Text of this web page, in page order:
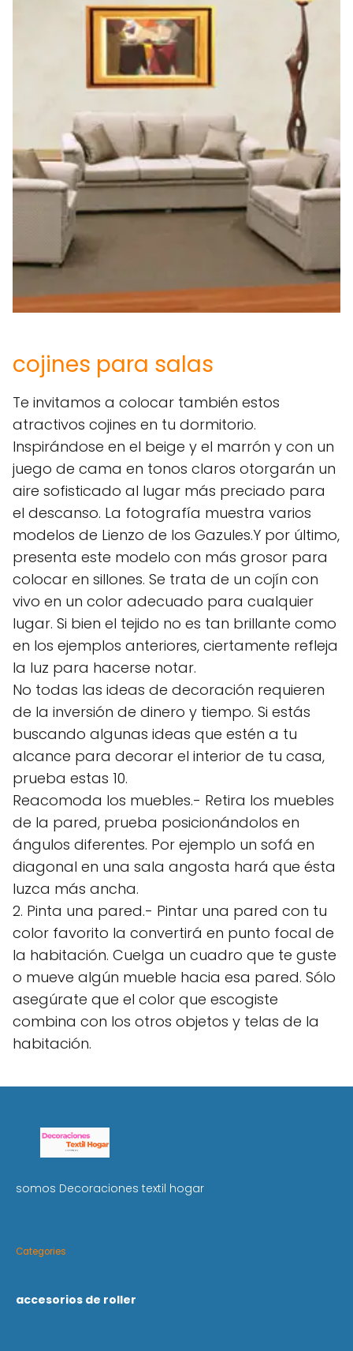
cojines para salas
Te invitamos a colocar también estos
atractivos cojines en tu dormitorio.
Inspirándose en el beige y el marrón y con un
juego de cama en tonos claros otorgarán un
aire sofisticado al lugar más preciado para
el descanso. La fotografía muestra varios
modelos de Lienzo de los Gazules.Y por último,
presenta este modelo con más grosor para
colocar en sillones. Se trata de un cojín con
vivo en un color adecuado para cualquier
lugar. Si bien el tejido no es tan brillante como
en los ejemplos anteriores, ciertamente refleja
la luz para hacerse notar.
No todas las ideas de decoración requieren
de la inversión de dinero y tiempo. Si estás
buscando algunas ideas que estén a tu
alcance para decorar el interior de tu casa,
prueba estas 10.
Reacomoda los muebles.- Retira los muebles
de la pared, prueba posicionándolos en
ángulos diferentes. Por ejemplo un sofá en
diagonal en una sala angosta hará que ésta
luzca más ancha.
2. Pinta una pared.- Pintar una pared con tu
color favorito la convertirá en punto focal de
la habitación. Cuelga un cuadro que te guste
o mueve algún mueble hacia esa pared. Sólo
asegúrate que el color que escogiste
combina con los otros objetos y telas de la
habitación.
somos Decoraciones textil hogar
Categories
accesorios de roller